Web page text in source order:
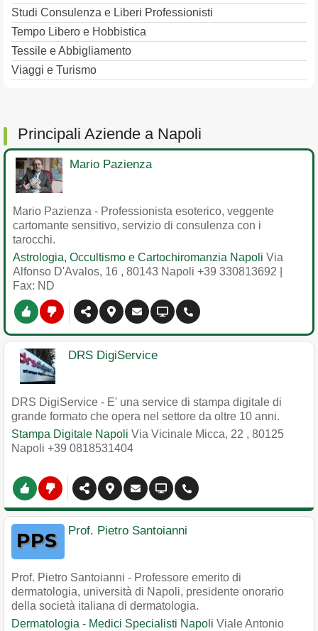
Studi Consulenza e Liberi Professionisti
Tempo Libero e Hobbistica
Tessile e Abbigliamento
Viaggi e Turismo
Principali Aziende a Napoli
Mario Pazienza
Mario Pazienza - Professionista esoterico, veggente
cartomante sensitivo, servizio di consulenza con i
tarocchi.
Astrologia, Occultismo e Cartochiromanzia Napoli Via
Alfonso D'Avalos, 16 , 80143 Napoli +39 330813692
Fax: ND
DRS DigiService
DRS DigiService - E' una service di stampa digitale di
grande formato che opera nel settore da oltre 10 anni.
Stampa Digitale Napoli Via Vicinale Micca, 22 , 80125
Napoli +39 0818531404
Prof. Pietro Santoianni
Prof. Pietro Santoianni - Professore emerito di
dermatologia, università di Napoli, presidente onorario
della società italiana di dermatologia.
Dermatologia - Medici Specialisti Napoli Viale Antonio